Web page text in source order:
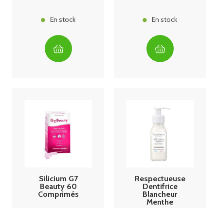
En stock En stock
Silicium G7
Beauty 60
Comprimés
Respectueuse
Dentifrice
Blancheur
Menthe